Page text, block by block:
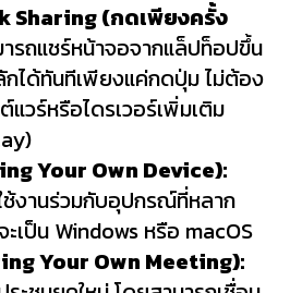
Sharing (กดเพียงครั้ง
รถแชร์หน้าจอจากแล็ปท็อปขึ้น
ได้ทันทีเพียงแค่กดปุ่ม ไม่ต้อง
วร์หรือไดรเวอร์เพิ่มเติม
Your Own Device):
ช้งานร่วมกับอุปกรณ์ที่หลาก
ะเป็น Windows หรือ macOS
Your Own Meeting):